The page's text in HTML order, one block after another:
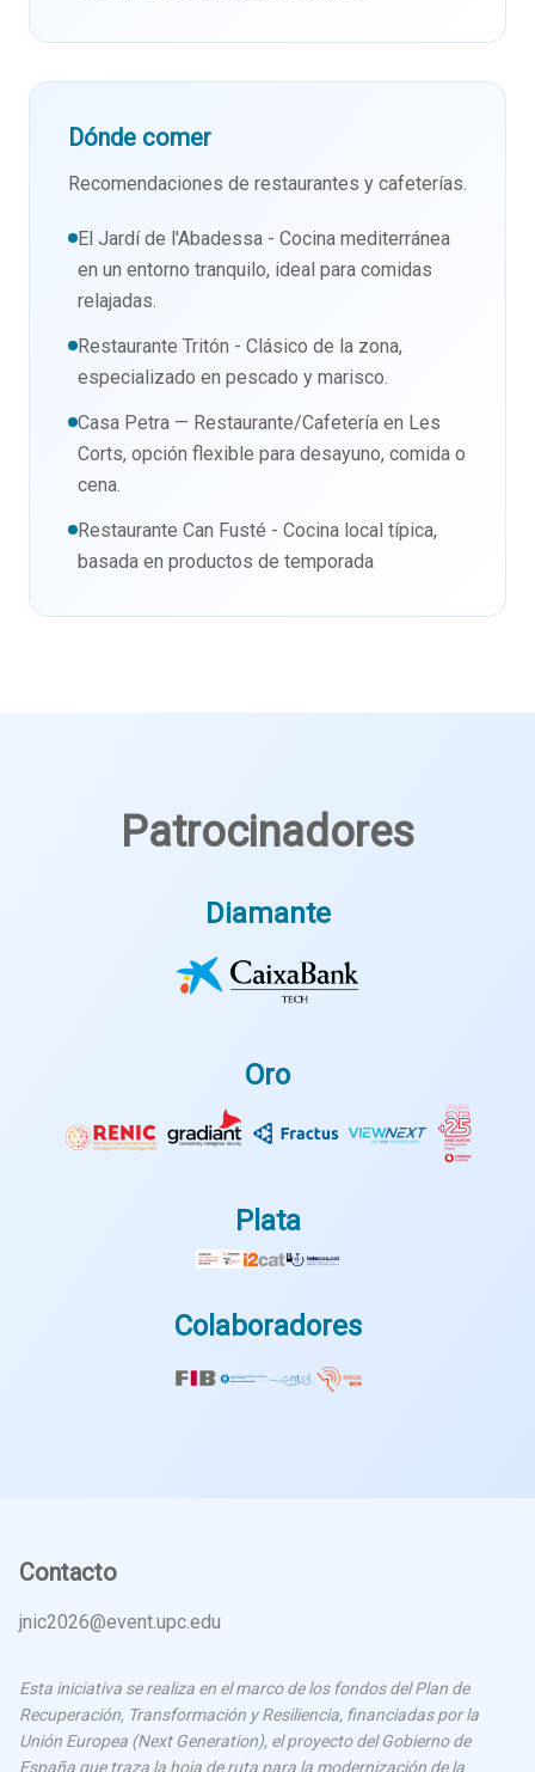
Dónde comer
Recomendaciones de restaurantes y cafeterías.
El Jardí de l'Abadessa - Cocina mediterránea
en un entorno tranquilo, ideal para comidas
relajadas.
Restaurante Tritón - Clásico de la zona,
especializado en pescado y marisco.
Casa Petra — Restaurante/Cafetería en Les
Corts, opción flexible para desayuno, comida o
cena.
Restaurante Can Fusté - Cocina local típica,
basada en productos de temporada
Patrocinadores
Diamante
Oro
Plata
Colaboradores
Contacto
jnic2026@event.upc.edu
Esta iniciativa se realiza en el marco de los fondos del Plan de
Recuperación, Transformación y Resiliencia, financiadas por la
Unión Europea (Next Generation), el proyecto del Gobierno de
España que traza la hoja de ruta para la modernización de la